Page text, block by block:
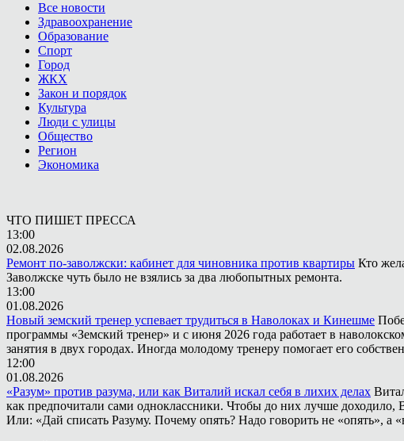
Все новости
Здравоохранение
Образование
Спорт
Город
ЖКХ
Закон и порядок
Культура
Люди с улицы
Общество
Регион
Экономика
ЧТО ПИШЕТ ПРЕССА
13:00
02.08.2026
Ремонт по-заволжски: кабинет для чиновника против квартиры Кто
Заволжске чуть было не взялись за два любопытных ремонта.
13:00
01.08.2026
Новый земский тренер успевает трудиться в Наволоках и Кинешме
программы «Земский тренер» и с июня 2026 года работает в
занятия в двух городах. Иногда молодому тренеру помогает его
12:00
01.08.2026
«Разум» против разума, или как Виталий искал себя в лихих делах
как предпочитали сами одноклассники. Чтобы до них лучше
Или: «Дай списать Разуму. Почему опять? Надо говорить не «опять», а